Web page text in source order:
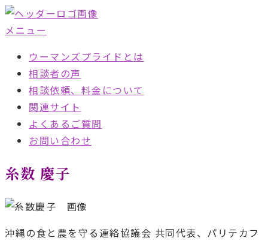
コ
ン
プ
メニュー
ウーマンズプライドとは
相談者の声
相談依頼、料金について
関連サイト
よくあるご質問
お問い合わせ
糸数 慶子
沖縄の食と農を守る連絡協議会 共同代表、パリテカフ